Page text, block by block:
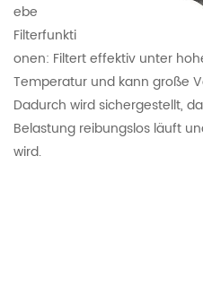
ebe
Filterfunkti
onen: Filtert effektiv unter
Temperatur und kann große
Dadurch wird sichergestellt,
Belastung reibungslos läuft
wird.